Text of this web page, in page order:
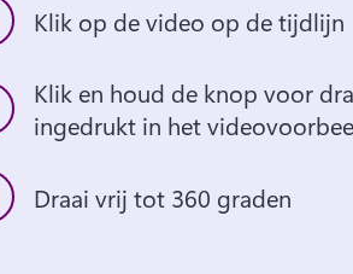
Klik op de video op de tijdlijn
Klik en houd de knop voor
ingedrukt in het
Draai vrij tot 360 graden